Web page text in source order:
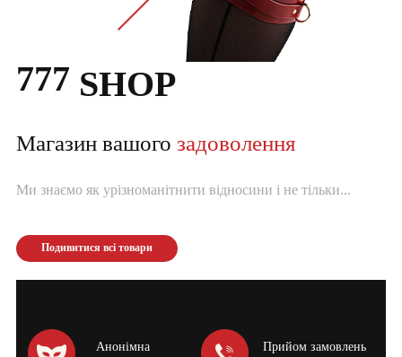
777 SHOP
Магазин вашого задоволення
Ми знаємо як урізноманітнити відносини і не тільки...
Подивитися всі товари
Анонімна
Прийом замовлень